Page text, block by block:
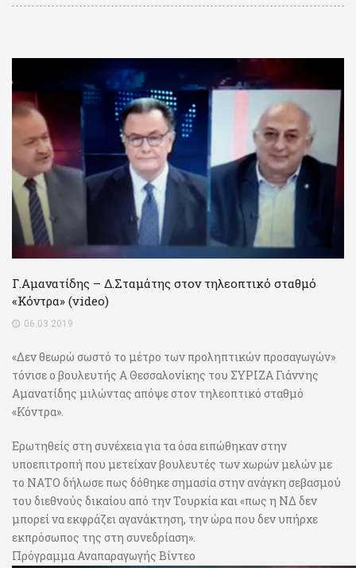
Γ.Αμανατίδης – Δ.Σταμάτης στον τηλεοπτικό σταθμό
«Κόντρα» (video)
06.03.2019
«Δεν θεωρώ σωστό το μέτρο των προληπτικών προσαγωγών»
τόνισε ο βουλευτής Α Θεσσαλονίκης του ΣΥΡΙΖΑ Γιάννης
Αμανατίδης μιλώντας απόψε στον τηλεοπτικό σταθμό
«Κόντρα».
Ερωτηθείς στη συνέχεια για τα όσα ειπώθηκαν στην
υποεπιτροπή που μετείχαν βουλευτές των χωρών μελών με
το ΝΑΤΟ δήλωσε πως δόθηκε σημασία στην ανάγκη σεβασμού
του διεθνούς δικαίου από την Τουρκία και «πως η ΝΔ δεν
μπορεί να εκφράζει αγανάκτηση, την ώρα που δεν υπήρχε
εκπρόσωπος της στη συνεδρίαση».
Πρόγραμμα Αναπαραγωγής Βίντεο